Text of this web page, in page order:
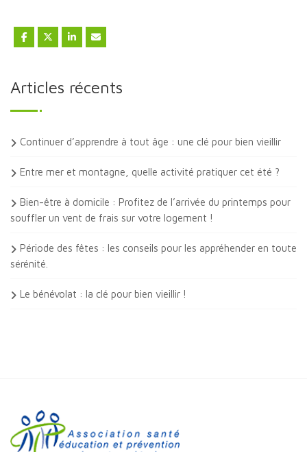
Articles récents
Continuer d’apprendre à tout âge : une clé pour bien vieillir
Entre mer et montagne, quelle activité pratiquer cet été ?
Bien-être à domicile : Profitez de l’arrivée du printemps pour
souffler un vent de frais sur votre logement !
Période des fêtes : les conseils pour les appréhender en toute
sérénité.
Le bénévolat : la clé pour bien vieillir !